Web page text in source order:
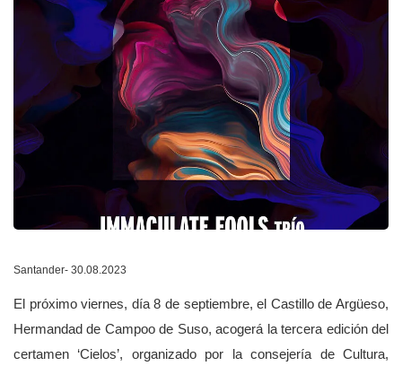
Santander- 30.08.2023
El próximo viernes, día 8 de septiembre, el Castillo de Argüeso,
Hermandad de Campoo de Suso, acogerá la tercera edición del
certamen ‘Cielos’, organizado por la consejería de Cultura,